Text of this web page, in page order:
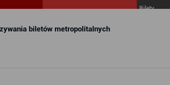
biletów metropolitalnych
Bilety